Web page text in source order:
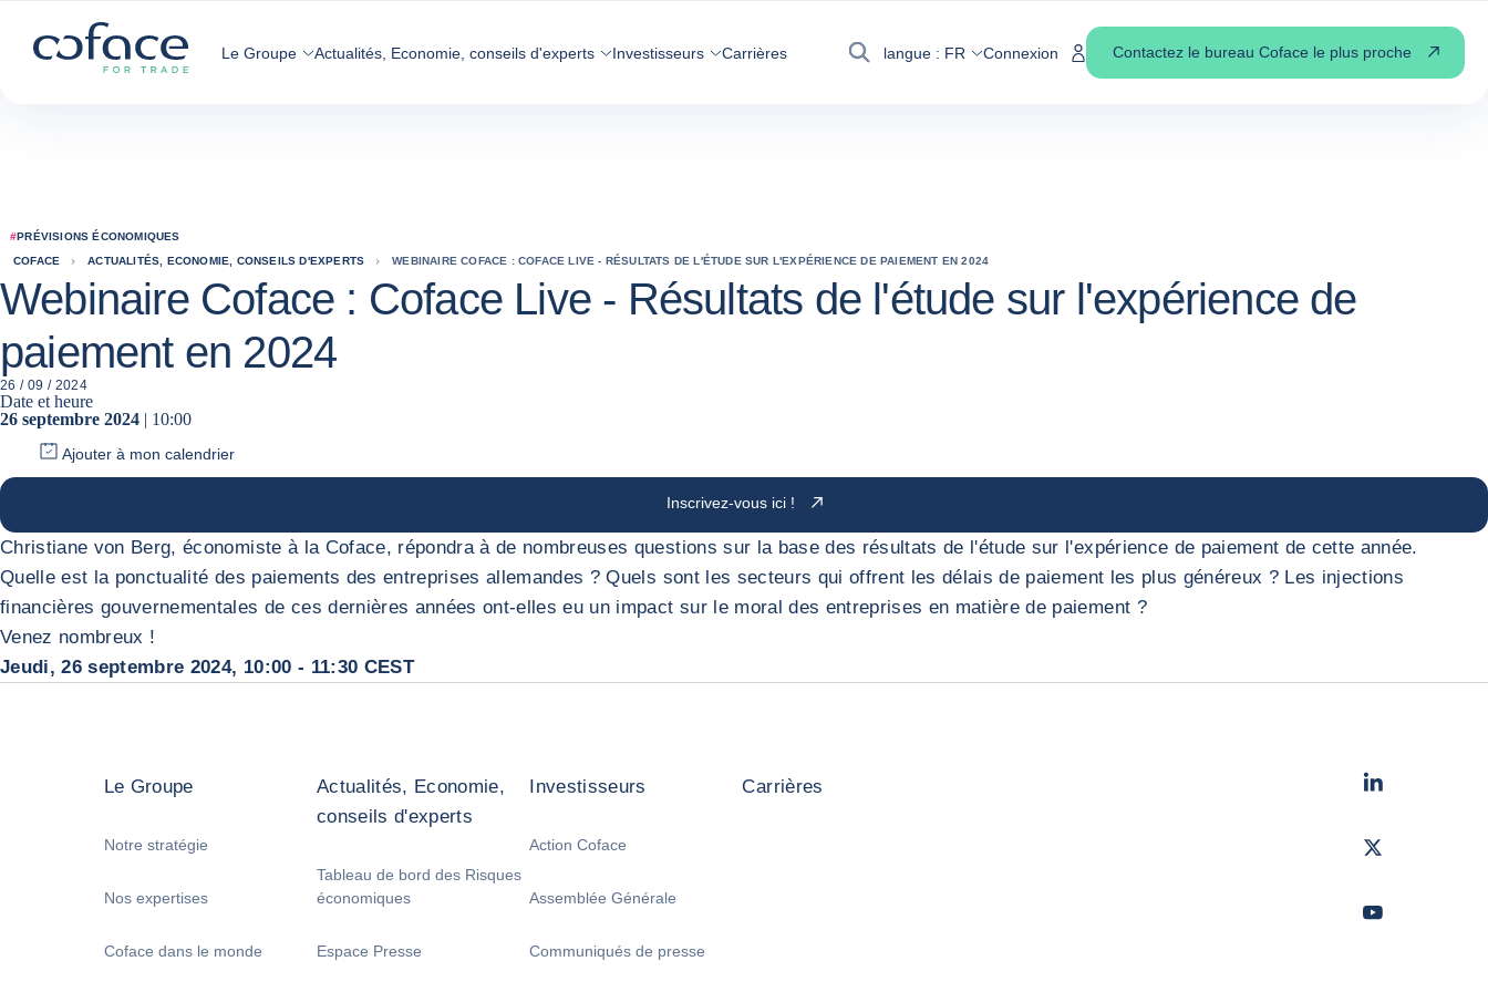
Coface, for Trade - Page d'accueil Groupe Coface
Retour à la page d'accueil
Le Groupe Actualités, Economie, conseils d'experts Investisseurs Carrières
Recherche
langue : FR Connexion Contactez le bureau Coface le plus proche
#PRÉVISIONS ÉCONOMIQUES
COFACE
ACTUALITÉS, ECONOMIE, CONSEILS D'EXPERTS WEBINAIRE COFACE : COFACE LIVE - RÉSULTATS DE L'ÉTUDE SUR L'EXPÉRIENCE DE PAIEMENT EN 2024
Webinaire Coface : Coface Live - Résultats de l'étude sur l'expérience de
paiement en 2024
26 / 09 / 2024
Date et heure
26 septembre 2024 | 10:00
Ajouter à mon calendrier
Inscrivez-vous ici !
Christiane von Berg, économiste à la Coface, répondra à de nombreuses questions sur la base des résultats de l'étude sur l'expérience de paiement de cette année.
Quelle est la ponctualité des paiements des entreprises allemandes ? Quels sont les secteurs qui offrent les délais de paiement les plus généreux ? Les injections
financières gouvernementales de ces dernières années ont-elles eu un impact sur le moral des entreprises en matière de paiement ?
Venez nombreux !
Jeudi, 26 septembre 2024, 10:00 - 11:30 CEST
Le Groupe
Notre stratégie
Nos expertises
Coface dans le monde
Actualités, Economie,
conseils d'experts
Tableau de bord des Risques
économiques
Espace Presse
Investisseurs
Action Coface
Assemblée Générale
Communiqués de presse
Carrières LinkedIn
Twitter
Youtube